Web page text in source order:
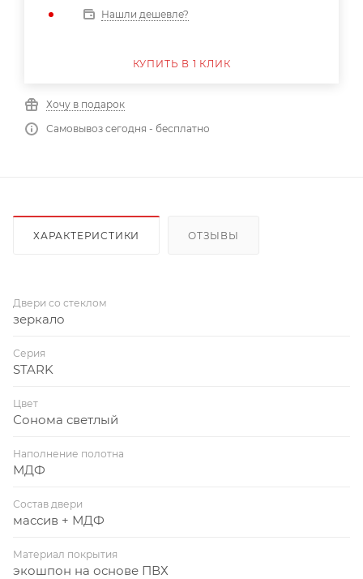
Нашли дешевле?
КУПИТЬ В 1 КЛИК
Хочу в подарок
Самовывоз сегодня - бесплатно
ХАРАКТЕРИСТИКИ ОТЗЫВЫ
Двери со стеклом
зеркало
Серия
STARK
Цвет
Сонома светлый
Наполнение полотна
МДФ
Состав двери
массив + МДФ
Материал покрытия
экошпон на основе ПВХ